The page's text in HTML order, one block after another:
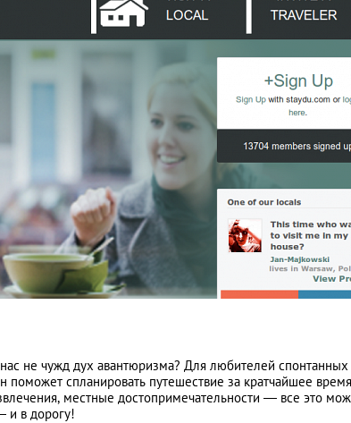
не чужд дух авантюризма? Для любителей
поможет спланировать путешествие за кратчайшее
местные достопримечательности — все это
и в дорогу!